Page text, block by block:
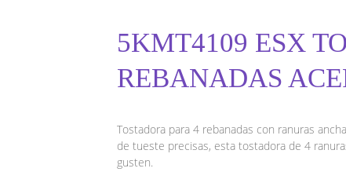
5KMT4109 ESX
REBANADAS
Tostadora para 4 rebanadas con ranuras
de tueste precisas, esta tostadora de 4
gusten.